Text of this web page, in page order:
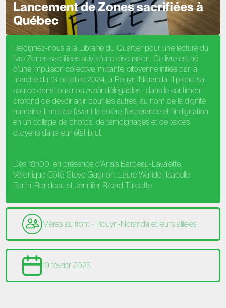
Lancement de Zones sacrifiées à
Québec
Rejoignez-nous à la Librairie du Quartier pour une lecture du
livre Zones sacrifiées suivi d'une discussion. Ce livre est né
d’une impulsion collective, militante, citoyenne initiée par la
marche du 13 octobre 2024, à Rouyn-Noranda. Il prend sa
source dans tous nos moiindélégables : dans le sentiment
profond de devoir agir pour les autres, au nom de la dignité
humaine. Il met de l’avant la colère, l’espérance et l’indignation
en un collage de photos, de témoignages et de textes
citoyens dans leur état brut.
Dès 18h00, en présence d'Anaïs Barbeau-Lavalette,
Véronique Côté, Steve Gagnon, Laure Waridel, Isabelle
Fortin-Rondeau et Jennifer Ricard Turcotte.
Mères au front - Rouyn-Noranda et leurs allié·es
19 février 2025